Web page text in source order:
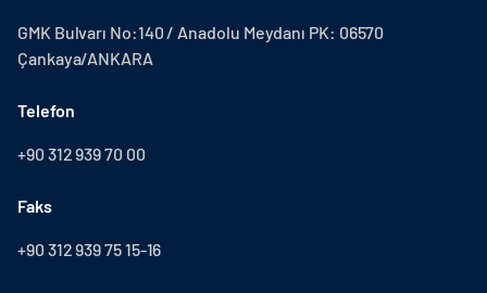
GMK Bulvarı No:140 / Anadolu Meydanı PK: 06570
Çankaya/ANKARA
Telefon
+90 312 939 70 00
Faks
+90 312 939 75 15-16